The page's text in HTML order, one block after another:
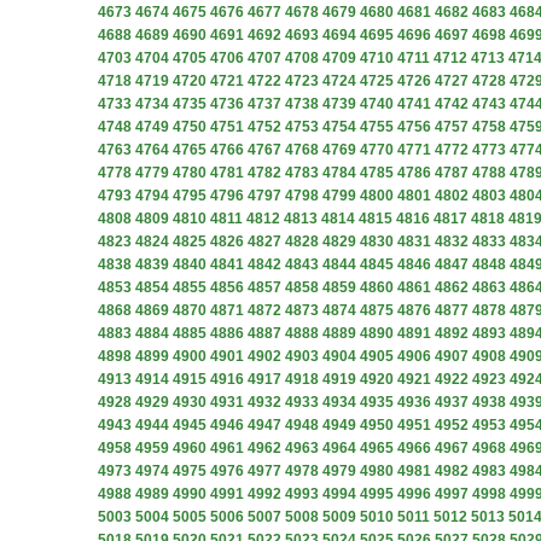
4673 4674 4675 4676 4677 4678 4679 4680 4681 4682 4683
4688 4689 4690 4691 4692 4693 4694 4695 4696 4697 4698
4703 4704 4705 4706 4707 4708 4709 4710 4711 4712 4713 4714
4718 4719 4720 4721 4722 4723 4724 4725 4726 4727 4728
4733 4734 4735 4736 4737 4738 4739 4740 4741 4742 4743
4748 4749 4750 4751 4752 4753 4754 4755 4756 4757 4758
4763 4764 4765 4766 4767 4768 4769 4770 4771 4772 4773
4778 4779 4780 4781 4782 4783 4784 4785 4786 4787 4788
4793 4794 4795 4796 4797 4798 4799 4800 4801 4802 4803
4808 4809 4810 4811 4812 4813 4814 4815 4816 4817 4818 4819
4823 4824 4825 4826 4827 4828 4829 4830 4831 4832 4833
4838 4839 4840 4841 4842 4843 4844 4845 4846 4847 4848
4853 4854 4855 4856 4857 4858 4859 4860 4861 4862 4863
4868 4869 4870 4871 4872 4873 4874 4875 4876 4877 4878
4883 4884 4885 4886 4887 4888 4889 4890 4891 4892 4893
4898 4899 4900 4901 4902 4903 4904 4905 4906 4907 4908
4913 4914 4915 4916 4917 4918 4919 4920 4921 4922 4923
4928 4929 4930 4931 4932 4933 4934 4935 4936 4937 4938
4943 4944 4945 4946 4947 4948 4949 4950 4951 4952 4953
4958 4959 4960 4961 4962 4963 4964 4965 4966 4967 4968
4973 4974 4975 4976 4977 4978 4979 4980 4981 4982 4983
4988 4989 4990 4991 4992 4993 4994 4995 4996 4997 4998
5003 5004 5005 5006 5007 5008 5009 5010 5011 5012 5013 5014